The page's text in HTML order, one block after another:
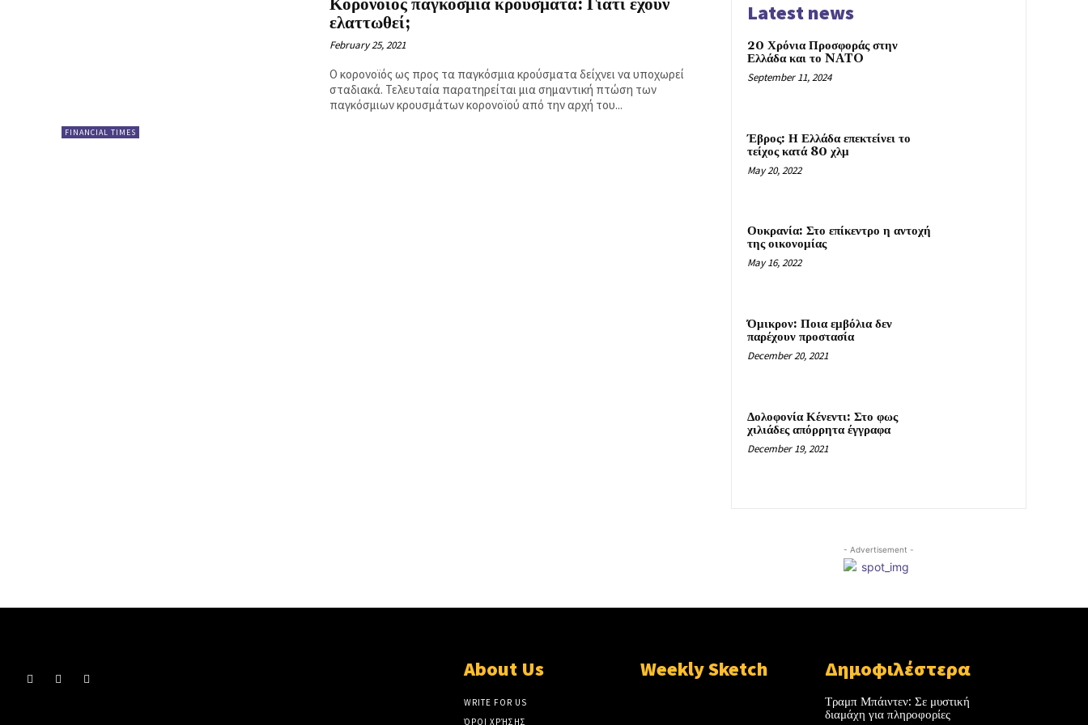
FINANCIAL TIMES
Κορονοϊός παγκόσμια κρούσματα: Γιατί έχουν
ελαττωθεί;
February 25, 2021
Ο κορονοϊός ως προς τα παγκόσμια κρούσματα δείχνει να υποχωρεί
σταδιακά. Τελευταία παρατηρείται μια σημαντική πτώση των
παγκόσμιων κρουσμάτων κορονοϊού από την αρχή του...
Latest news
20 Χρόνια Προσφοράς στην
Ελλάδα και το NATO
September 11, 2024
Έβρος: Η Ελλάδα επεκτείνει το
τείχος κατά 80 χλμ
May 20, 2022
Ουκρανία: Στο επίκεντρο η αντοχή
της οικονομίας
May 16, 2022
Όμικρον: Ποια εμβόλια δεν
παρέχουν προστασία
December 20, 2021
Δολοφονία Κένεντι: Στο φως
χιλιάδες απόρρητα έγγραφα
December 19, 2021
- Advertisement -
About Us
WRITE FOR US
ΌΡΟΙ ΧΡΉΣΗΣ
Weekly Sketch Δημοφιλέστερα
Τραμπ Μπάιντεν: Σε μυστική
διαμάχη για πληροφορίες